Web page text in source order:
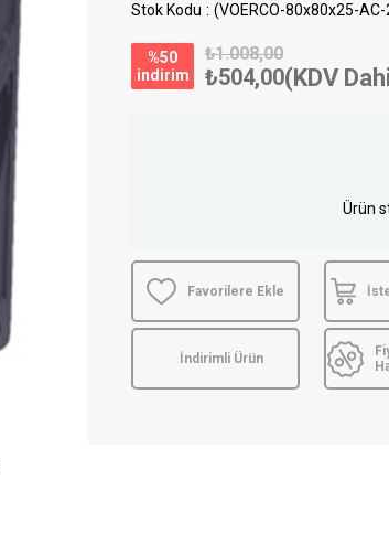
Stok Kodu (VOERCO-80x80x25-
%50
i̇ndirim
₺1.008,00
₺504,00(KDV
Ürün
Favorilere Ekle
İndirimli Ürün